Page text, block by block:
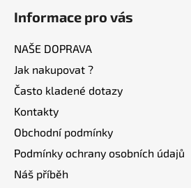
Informace pro vás
NAŠE DOPRAVA
Jak nakupovat ?
Často kladené dotazy
Kontakty
Obchodní podmínky
Podmínky ochrany osobních údajů
Náš příběh